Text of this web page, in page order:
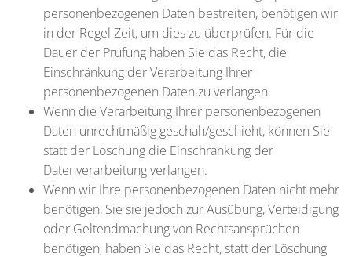
personenbezogenen Daten bestreiten, benötigen wir
in der Regel Zeit, um dies zu überprüfen. Für die
Dauer der Prüfung haben Sie das Recht, die
Einschränkung der Verarbeitung Ihrer
personenbezogenen Daten zu verlangen.
Wenn die Verarbeitung Ihrer personenbezogenen
Daten unrechtmäßig geschah/geschieht, können Sie
statt der Löschung die Einschränkung der
Datenverarbeitung verlangen.
Wenn wir Ihre personenbezogenen Daten nicht mehr
benötigen, Sie sie jedoch zur Ausübung, Verteidigung
oder Geltendmachung von Rechtsansprüchen
benötigen, haben Sie das Recht, statt der Löschung